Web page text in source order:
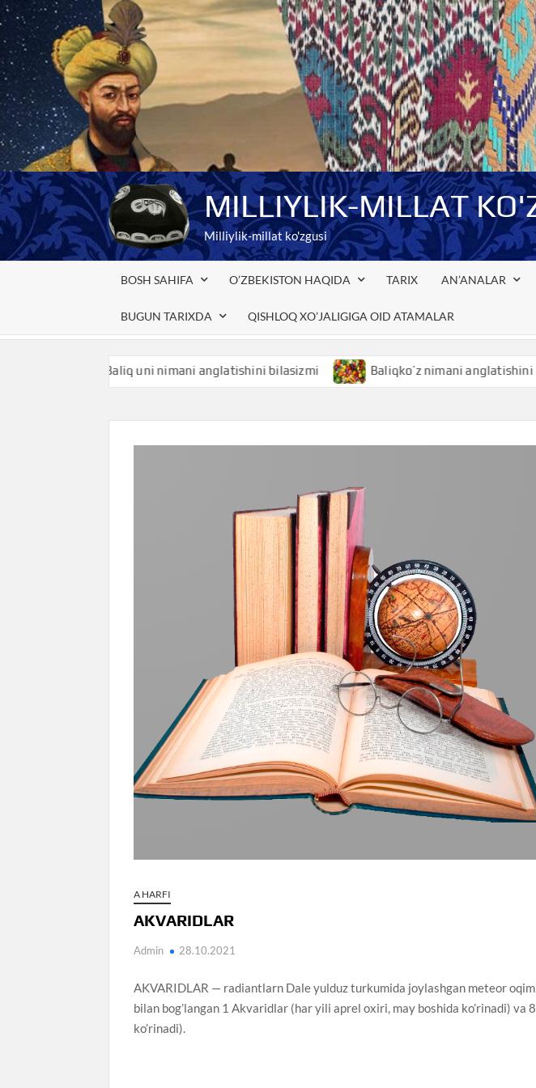
Skip
to
content
MILLIYLIK-MILLAT
Milliylik-millat ko'zgusi
BOSH SAHIFA O’ZBEKISTON HAQIDA TARIX AN’ANALAR
BUGUN TARIXDA QISHLOQ XO’JALIGIGA OID ATAMALAR
Baliq uni nimani anglatishini bilasizmi Baliqko’z nimani anglatishini
A HARFI
AKVARIDLAR
Admin 28.10.2021
AKVARIDLAR — radiantlarn Dale yulduz turkumida joylashgan meteor
bilan bog’langan 1 Akvaridlar (har yili aprel oxiri, may boshida ko’rinadi)
ko’rinadi).